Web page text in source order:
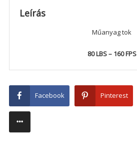
Leírás
Műanyag tok
80 LBS – 160 FPS
Facebook Pinterest